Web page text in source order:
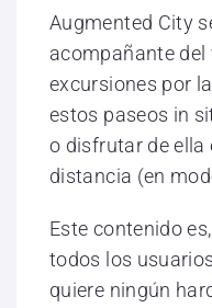
Augmented City
acompañante
excursiones por
estos paseos in
o disfrutar de ella
distancia (en
Este contenido
todos los
quiere ningún